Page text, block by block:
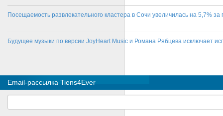
Посещаемость развлекательного кластера в Сочи увеличилась на 5,7% за
Будущее музыки по версии JoyHeart Music и Романа Рябцева исключает
Email-рассылка Tiens4Ever